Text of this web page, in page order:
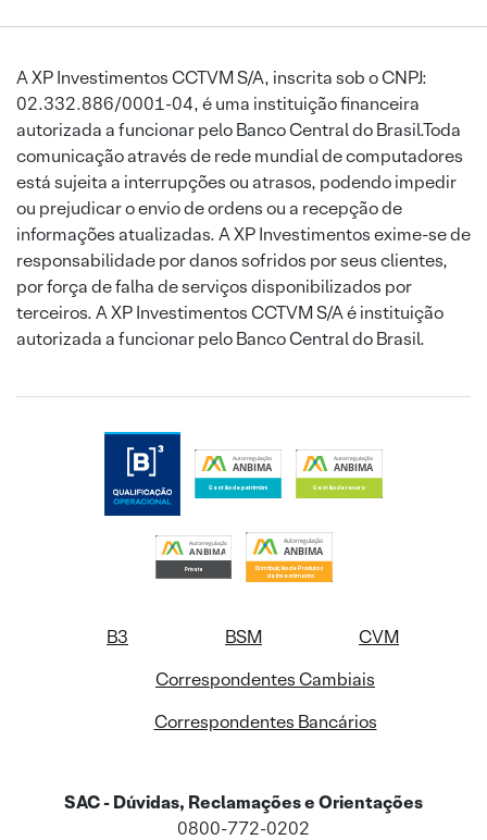
A XP Investimentos CCTVM S/A, inscrita sob o CNPJ:
02.332.886/0001-04, é uma instituição financeira
autorizada a funcionar pelo Banco Central do Brasil.Toda
comunicação através de rede mundial de computadores
está sujeita a interrupções ou atrasos, podendo impedir
ou prejudicar o envio de ordens ou a recepção de
informações atualizadas. A XP Investimentos exime-se de
responsabilidade por danos sofridos por seus clientes,
por força de falha de serviços disponibilizados por
terceiros. A XP Investimentos CCTVM S/A é instituição
autorizada a funcionar pelo Banco Central do Brasil.
B3 BSM
CVM
Correspondentes Cambiais
Correspondentes Bancários
SAC - Dúvidas, Reclamações e Orientações
0800-772-0202